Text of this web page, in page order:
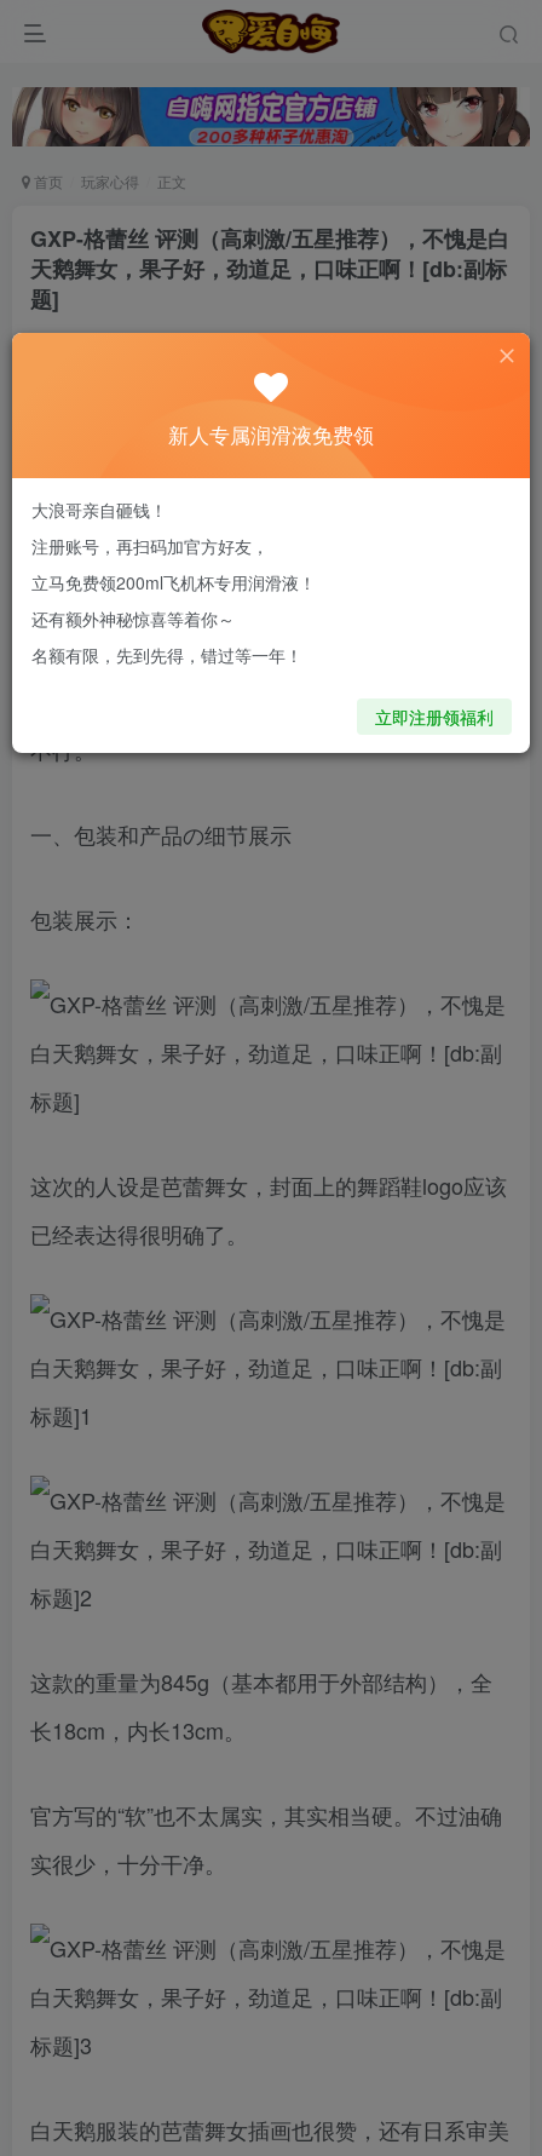
首页 玩家心得 正文
GXP-格蕾丝 评测（高刺激/五星推荐），不愧是白
天鹅舞女，果子好，劲道足，口味正啊！[db:副标
题]
私信
新老司机速来！注册自嗨网+扫码加好友，即
送200ml润滑液→
今天来评测的是GXP-格蕾丝，一款偏硬的高刺激
飞机杯！
尝尝这个GXP高端品牌这个杯子啊，杯友们说不看
不行。
一、包装和产品の细节展示
包装展示：
这次的人设是芭蕾舞女，封面上的舞蹈鞋logo应该
已经表达得很明确了。
这款的重量为845g（基本都用于外部结构），全
长18cm，内长13cm。
官方写的“软”也不太属实，其实相当硬。不过油确
实很少，十分干净。
白天鹅服装的芭蕾舞女插画也很赞，还有日系审美
新人专属润滑液免费领
大浪哥亲自砸钱！
注册账号，再扫码加官方好友，
立马免费领200ml飞机杯专用润滑液！
还有额外神秘惊喜等着你～
名额有限，先到先得，错过等一年！
立即注册领福利